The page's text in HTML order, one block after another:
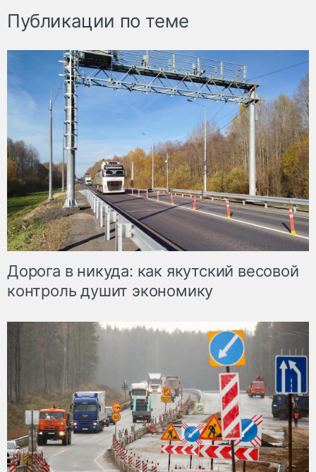
Публикации по теме
Дорога в никуда: как якутский весовой
контроль душит экономику